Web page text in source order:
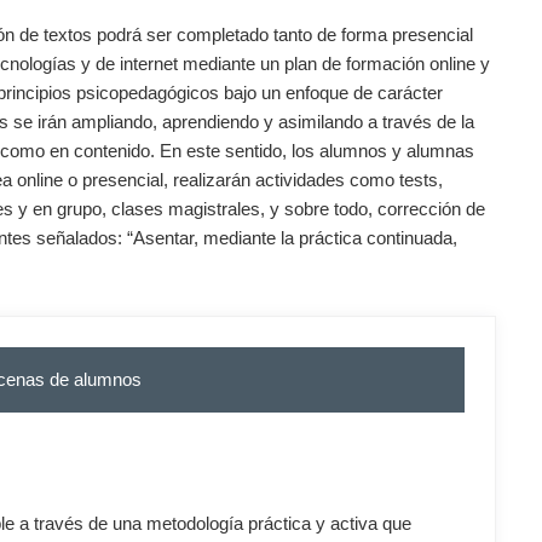
de textos podrá ser completado tanto de forma presencial
y de internet mediante un plan de formación online y
psicopedagógicos bajo un enfoque de carácter
irán ampliando, aprendiendo y asimilando a través de la
en contenido. En este sentido, los alumnos y alumnas
online o presencial, realizarán actividades como tests,
y en grupo, clases magistrales, y sobre todo, corrección de
señalados: “Asentar, mediante la práctica continuada,
de alumnos
a través de una metodología práctica y activa que